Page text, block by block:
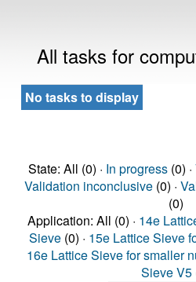
All tasks for
No tasks to display
State: All (0) · In progress(0) ·
Validation inconclusive(0) ·
(0)
Application: All (0) · 14e
Sieve (0) · 15e Lattice Sieve
16e Lattice Sieve for smaller
Sieve V5